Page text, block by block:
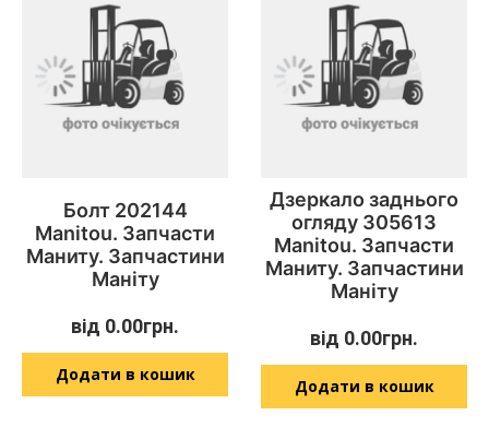
Болт 202144
Manitou. Запчасти
Маниту. Запчастини
Маніту
від 0.00грн.
Додати в кошик
Дзеркало заднього
огляду 305613
Manitou. Запчасти
Маниту. Запчастини
Маніту
від 0.00грн.
Додати в кошик